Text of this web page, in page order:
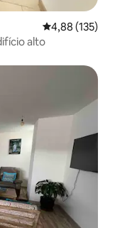
4,88 de uma
4,88 (135)
alto